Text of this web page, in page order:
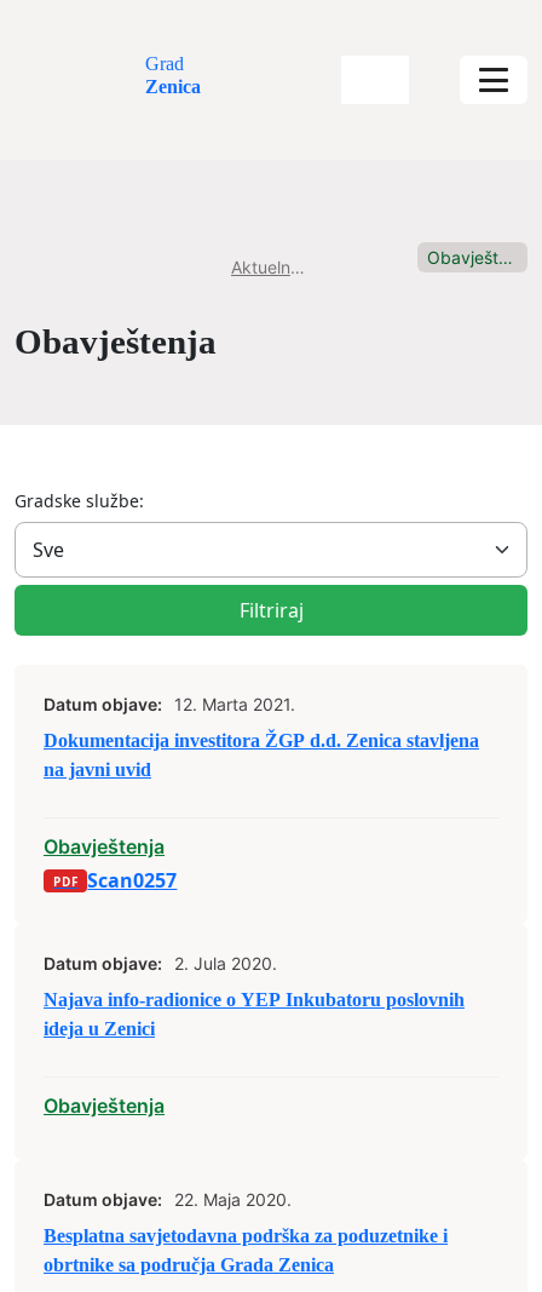
Grad
Zenica
Aktuelnosti Obavještenja
Obavještenja
Gradske službe:
Filtriraj
Datum objave:
12. Marta 2021.
Dokumentacija investitora ŽGP d.d. Zenica stavljena
na javni uvid
Obavještenja
Scan0257
Datum objave:
2. Jula 2020.
Najava info-radionice o YEP Inkubatoru poslovnih
ideja u Zenici
Obavještenja
Datum objave:
22. Maja 2020.
Besplatna savjetodavna podrška za poduzetnike i
obrtnike sa područja Grada Zenica